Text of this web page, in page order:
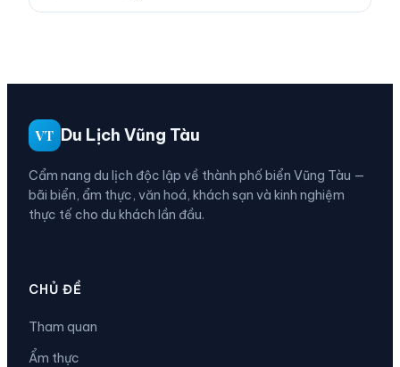
VT Du Lịch Vũng Tàu
Cẩm nang du lịch độc lập về thành phố biển Vũng Tàu —
bãi biển, ẩm thực, văn hoá, khách sạn và kinh nghiệm
thực tế cho du khách lần đầu.
CHỦ ĐỀ
Tham quan
Ẩm thực